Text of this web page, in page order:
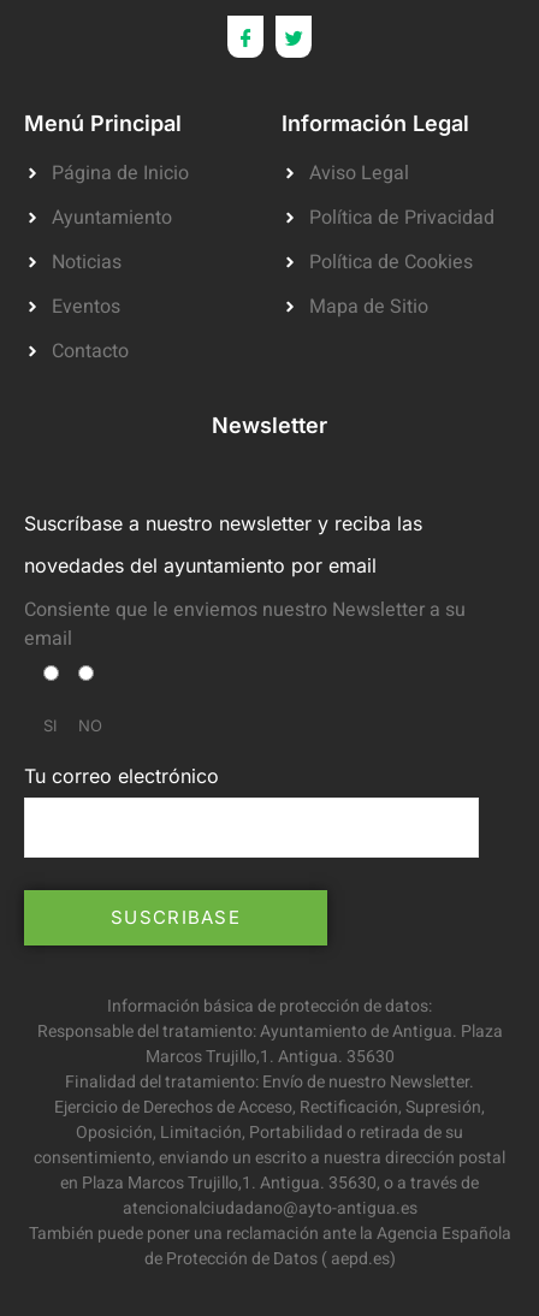
Menú Principal
Página de Inicio
Ayuntamiento
Noticias
Eventos
Contacto
Información Legal
Aviso Legal
Política de Privacidad
Política de Cookies
Mapa de Sitio
Newsletter
Suscríbase a nuestro newsletter y reciba las
novedades del ayuntamiento por email
Consiente que le enviemos nuestro Newsletter a su
email
SI NO
Tu correo electrónico
Información básica de protección de datos:
Responsable del tratamiento: Ayuntamiento de Antigua. Plaza
Marcos Trujillo,1. Antigua. 35630
Finalidad del tratamiento: Envío de nuestro Newsletter.
Ejercicio de Derechos de Acceso, Rectificación, Supresión,
Oposición, Limitación, Portabilidad o retirada de su
consentimiento, enviando un escrito a nuestra dirección postal
en Plaza Marcos Trujillo,1. Antigua. 35630, o a través de
atencionalciudadano@ayto-antigua.es
También puede poner una reclamación ante la Agencia Española
de Protección de Datos ( aepd.es)